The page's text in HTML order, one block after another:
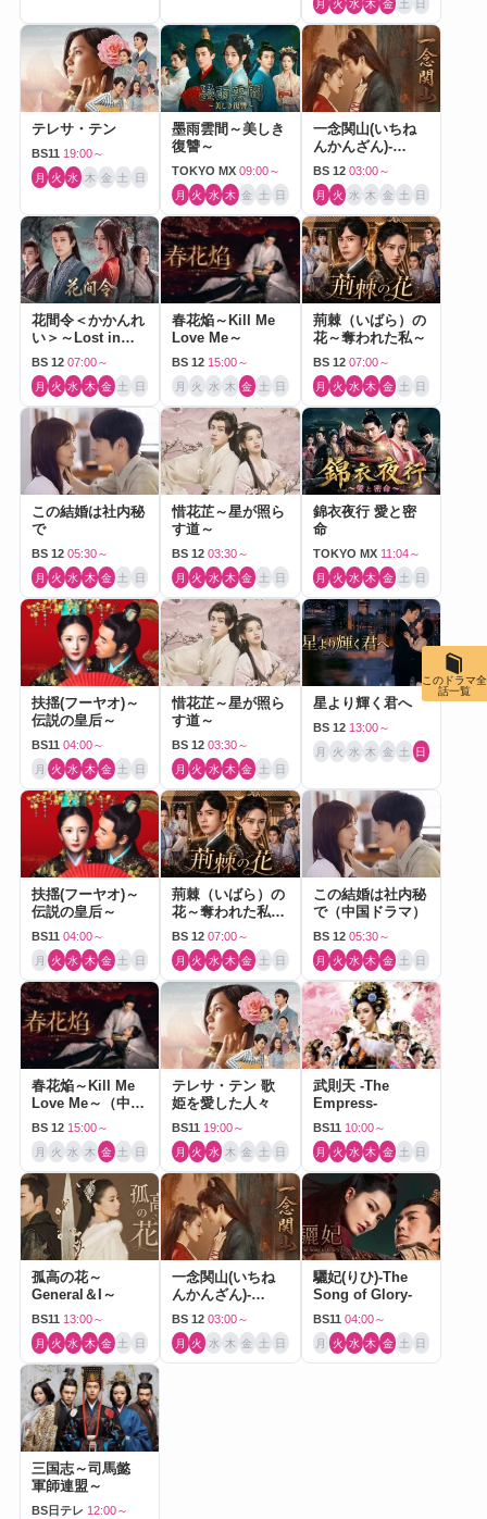
月 火 水 木 金 土 日
テレサ・テン
BS11 19:00～
月 火 水 木 金 土 日
墨雨雲間～美しき
復讐～
TOKYO MX 09:00～
月 火 水 木 金 土 日
一念関山(いちね
んかんざん)-
Journey to Love-
BS 12 03:00～
月 火 水 木 金 土 日
花間令＜かかんれ
い＞～Lost in
Love～
BS 12 07:00～
月 火 水 木 金 土 日
春花焔～Kill Me
Love Me～
BS 12 15:00～
月 火 水 木 金 土 日
荊棘（いばら）の
花～奪われた私～
BS 12 07:00～
月 火 水 木 金 土 日
この結婚は社内秘
で
BS 12 05:30～
月 火 水 木 金 土 日
惜花芷～星が照ら
す道～
BS 12 03:30～
月 火 水 木 金 土 日
錦衣夜行 愛と密
命
TOKYO MX 11:04～
月 火 水 木 金 土 日
扶揺(フーヤオ)～
伝説の皇后～
BS11 04:00～
月 火 水 木 金 土 日
惜花芷～星が照ら
す道～
BS 12 03:30～
月 火 水 木 金 土 日
星より輝く君へ
BS 12 13:00～
月 火 水 木 金 土 日
扶揺(フーヤオ)～
伝説の皇后～
BS11 04:00～
月 火 水 木 金 土 日
荊棘（いばら）の
花～奪われた私～
（中国ドラマ）
BS 12 07:00～
月 火 水 木 金 土 日
この結婚は社内秘
で（中国ドラマ）
BS 12 05:30～
月 火 水 木 金 土 日
春花焔～Kill Me
Love Me～（中国
ドラマ）
BS 12 15:00～
月 火 水 木 金 土 日
テレサ・テン 歌
姫を愛した人々
BS11 19:00～
月 火 水 木 金 土 日
武則天 -The
Empress-
BS11 10:00～
月 火 水 木 金 土 日
孤高の花～
General＆I～
BS11 13:00～
月 火 水 木 金 土 日
一念関山(いちね
んかんざん)-
Journey to Love-
BS 12 03:00～
月 火 水 木 金 土 日
驪妃(りひ)-The
Song of Glory-
BS11 04:00～
月 火 水 木 金 土 日
三国志～司馬懿
軍師連盟～
BS日テレ 12:00～
このドラマ全
話一覧